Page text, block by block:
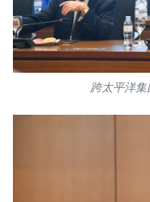
跨太平洋集